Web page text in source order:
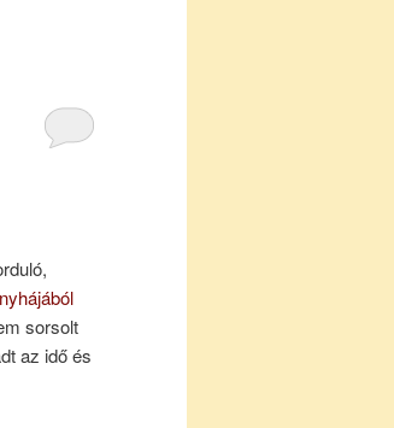
sorsolt
az idő és